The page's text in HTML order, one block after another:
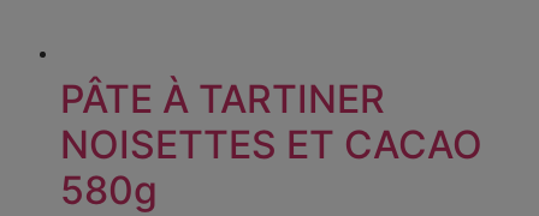
PÂTE À TARTINER
NOISETTES ET CACAO
580g